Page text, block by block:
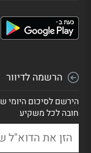
הרשמה לדיוור
הירשם לסיכום היומי
חובה לכל משקיע